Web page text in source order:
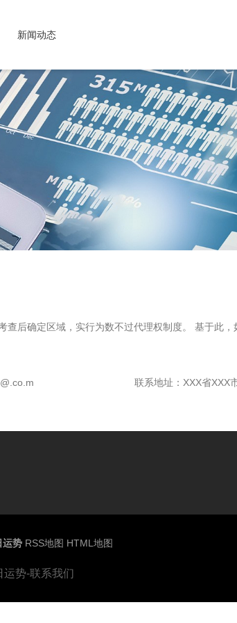
新闻动态
后确定区域，实行为数不过代理权制度。 基于此，
联系地址：XXX省XXX
运势 RSS地图 HTML地图
运势-联系我们